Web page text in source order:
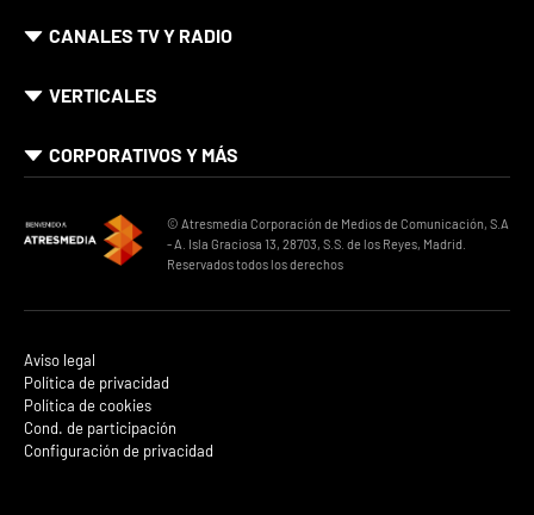
CANALES TV Y RADIO
VERTICALES
CORPORATIVOS Y MÁS
© Atresmedia Corporación de Medios de Comunicación, S.A
- A. Isla Graciosa 13, 28703, S.S. de los Reyes, Madrid.
Reservados todos los derechos
Aviso legal
Política de privacidad
Política de cookies
Cond. de participación
Configuración de privacidad